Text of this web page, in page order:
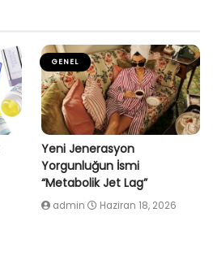
GENEL
Yeni Jenerasyon
Yorgunluğun İsmi
“Metabolik Jet Lag”
admin Haziran 18, 2026